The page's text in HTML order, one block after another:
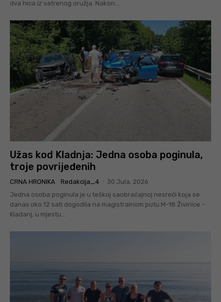
dva hica iz vatrenog oružja. Nakon...
Užas kod Kladnja: Jedna osoba poginula,
troje povrijeđenih
CRNA HRONIKA Redakcija_4
30 Jula, 2026
Jedna osoba poginula je u teškoj saobraćajnoj nesreći koja se
danas oko 12 sati dogodila na magistralnom putu M-18 Živinice –
Kladanj, u mjestu...